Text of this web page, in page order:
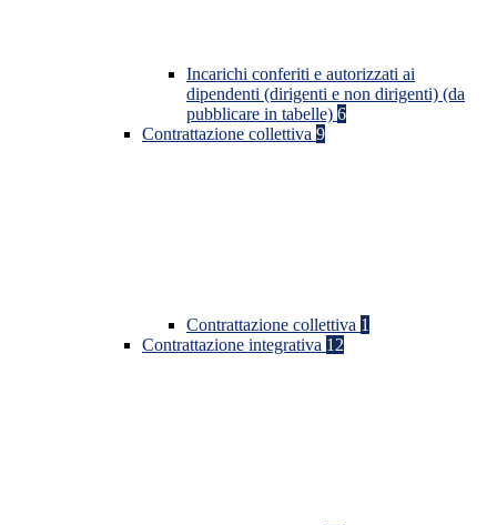
Incarichi conferiti e autorizzati ai
dipendenti (dirigenti e non dirigenti) (da
pubblicare in tabelle) 6
Contrattazione collettiva 9
Contrattazione collettiva 1
Contrattazione integrativa 12